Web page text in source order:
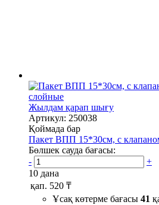
Жылдам қарап шығу
Артикул: 250038
Қоймада бар
Пакет ВПП 15*30см, с
Бөлшек сауда бағасы:
-
+
10 дана
қап. 520 ₸
Ұсақ көтерме бағасы 41